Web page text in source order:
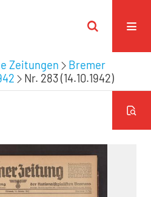
Zeitungen
Bremer
Nr. 283 (14.10.1942)